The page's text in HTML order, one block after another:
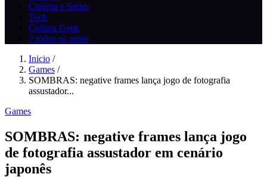
Cinema e Series
Tech
Cultura Geek
// todos os posts
Inicio /
Games /
SOMBRAS: negative frames lança jogo de fotografia
assustador...
Games
SOMBRAS: negative frames lança jogo
de fotografia assustador em cenário
japonês